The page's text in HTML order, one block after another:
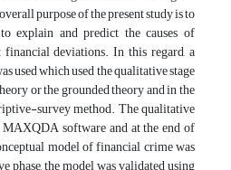
purpose of the present study is to
explain and predict the causes of
deviations. In this regard, a
used which used the qualitative stage
or the grounded theory and in the
survey method. The qualitative
software and at the end of
model of financial crime was